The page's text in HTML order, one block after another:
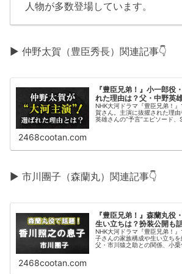
人物が多数登場しています。
▶ 仲野太賀（豊臣秀長）関連記事👇
『豊臣兄弟！』小一郎役
れた理由は？父・中野英
NHK大河ドラマ『豊臣兄弟！
賀さん。主演に抜擢された理
英雄さんの“予言”エピソード
2468cootan.com
▶ 市川團子（森蘭丸）関連記事👇
『豊臣兄弟！』森蘭丸役
生い立ちは？扮装公開も
NHK大河ドラマ『豊臣兄弟！
子さんの家族構成や生い立ち
父・市川猿之助との関係、小栗
2468cootan.com